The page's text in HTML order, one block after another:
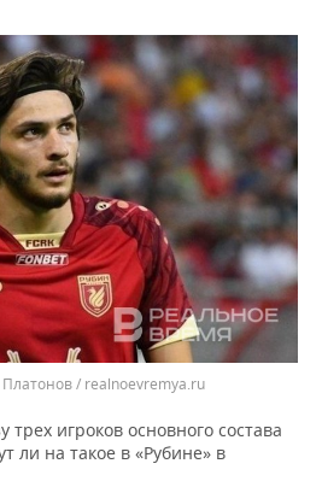
/ realnoevremya.ru
трех игроков основного состава
ли на такое в «Рубине» в